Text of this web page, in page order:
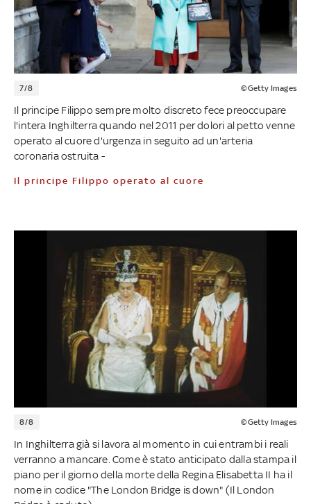
7/8 ©Getty Images
Il principe Filippo sempre molto discreto fece preoccupare
l'intera Inghilterra quando nel 2011 per dolori al petto venne
operato al cuore d'urgenza in seguito ad un'arteria
coronaria ostruita -
Il principe Filippo operato al cuore
8/8 ©Getty Images
In Inghilterra già si lavora al momento in cui entrambi i reali
verranno a mancare. Come è stato anticipato dalla stampa il
piano per il giorno della morte della Regina Elisabetta II ha il
nome in codice "The London Bridge is down" (Il London